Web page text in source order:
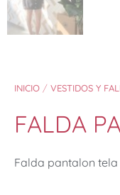
INICIO / VESTIDOS Y
FALDA
Falda pantalon tela